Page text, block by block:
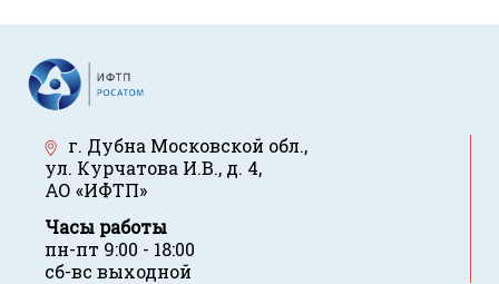
г. Дубна Московской обл.,
ул. Курчатова И.В., д. 4,
АО «ИФТП»
Часы работы
пн-пт 9:00 - 18:00
сб-вс выходной